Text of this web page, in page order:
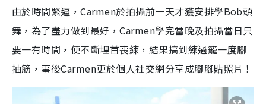
由於時間緊逼，Carmen於拍攝前一天才獲安排學Bob頭
舞，為了盡力做到最好，Carmen學完當晚及拍攝當日只
要一有時間，便不斷埋首喪練，結果搞到練過籠一度腳
抽筋，事後Carmen更於個人社交網分享成腳腳貼照片！